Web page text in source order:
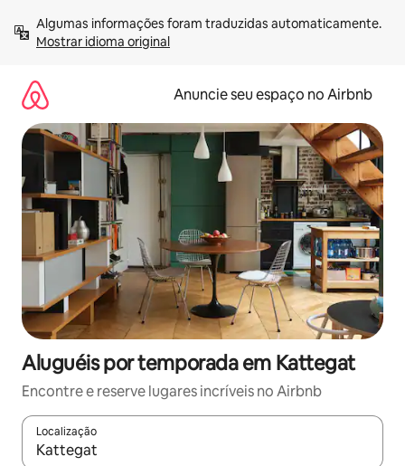
para
Mostrar idioma original
Anuncie seu espaço no Airbnb
Aluguéis por temporada em Kattegat
Encontre e reserve lugares incríveis no Airbnb
Localização
Quando os resultados estiverem disponíveis, explore-os